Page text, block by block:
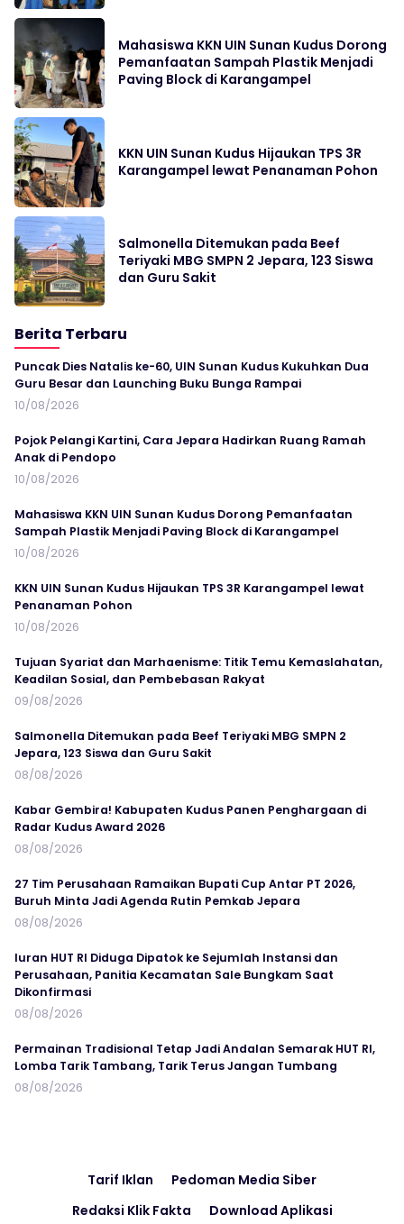
Mahasiswa KKN UIN Sunan Kudus Dorong
Pemanfaatan Sampah Plastik Menjadi
Paving Block di Karangampel
KKN UIN Sunan Kudus Hijaukan TPS 3R
Karangampel lewat Penanaman Pohon
Salmonella Ditemukan pada Beef
Teriyaki MBG SMPN 2 Jepara, 123 Siswa
dan Guru Sakit
Berita Terbaru
Puncak Dies Natalis ke-60, UIN Sunan Kudus Kukuhkan Dua
Guru Besar dan Launching Buku Bunga Rampai
10/08/2026
Pojok Pelangi Kartini, Cara Jepara Hadirkan Ruang Ramah
Anak di Pendopo
10/08/2026
Mahasiswa KKN UIN Sunan Kudus Dorong Pemanfaatan
Sampah Plastik Menjadi Paving Block di Karangampel
10/08/2026
KKN UIN Sunan Kudus Hijaukan TPS 3R Karangampel lewat
Penanaman Pohon
10/08/2026
Tujuan Syariat dan Marhaenisme: Titik Temu Kemaslahatan,
Keadilan Sosial, dan Pembebasan Rakyat
09/08/2026
Salmonella Ditemukan pada Beef Teriyaki MBG SMPN 2
Jepara, 123 Siswa dan Guru Sakit
08/08/2026
Kabar Gembira! Kabupaten Kudus Panen Penghargaan di
Radar Kudus Award 2026
08/08/2026
27 Tim Perusahaan Ramaikan Bupati Cup Antar PT 2026,
Buruh Minta Jadi Agenda Rutin Pemkab Jepara
08/08/2026
Iuran HUT RI Diduga Dipatok ke Sejumlah Instansi dan
Perusahaan, Panitia Kecamatan Sale Bungkam Saat
Dikonfirmasi
08/08/2026
Permainan Tradisional Tetap Jadi Andalan Semarak HUT RI,
Lomba Tarik Tambang, Tarik Terus Jangan Tumbang
08/08/2026
Tarif Iklan
Pedoman Media Siber
Redaksi Klik Fakta
Download Aplikasi